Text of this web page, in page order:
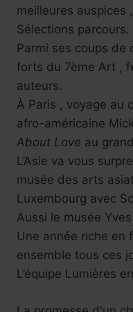
meilleures auspices
Sélections parcours.
Parmi ses coups
forts du 7ème Art ,
auteurs.
À Paris , voyage au
afro-américaine
About Love au
L’Asie va vous
musée des arts
Luxembourg avec
Aussi le musée
Une année riche en
ensemble tous ces
L’équipe Lumières